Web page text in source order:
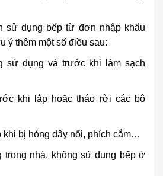
sử dụng bếp từ đơn nhập khẩu
ý thêm một số điều sau:
sử dụng và trước khi làm sạch
khi lắp hoặc tháo rời các bộ
khi bị hỏng dây nối, phích cắm…
trong nhà, không sử dụng bếp ở